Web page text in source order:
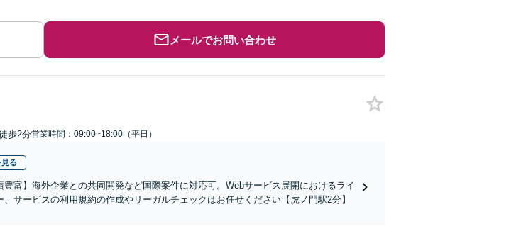
メールでお問い合わせ
歩2分営業時間：09:00~18:00（平日）
る
豊富】海外企業との共同開発など国際案件に対応可。Webサービス展開におけるライ
サービスの利用規約の作成やリーガルチェックはお任せください【虎ノ門駅2分】